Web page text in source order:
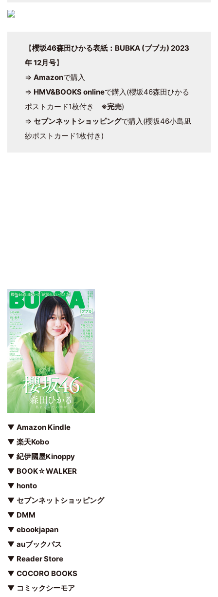
【櫻坂46森田ひかる表紙：BUBKA (ブブカ) 2023
年 12月号】
⇒ Amazonで購入
⇒ HMV&BOOKS onlineで購入(櫻坂46森田ひかる
ポストカード1枚付き ※完売)
⇒ セブンネットショッピングで購入(櫻坂46小島凪
紗ポストカード1枚付き)
▼ Amazon Kindle
▼ 楽天Kobo
▼ 紀伊國屋Kinoppy
▼ BOOK☆WALKER
▼ honto
▼ セブンネットショッピング
▼ DMM
▼ ebookjapan
▼ auブックパス
▼ Reader Store
▼ COCORO BOOKS
▼ コミックシーモア